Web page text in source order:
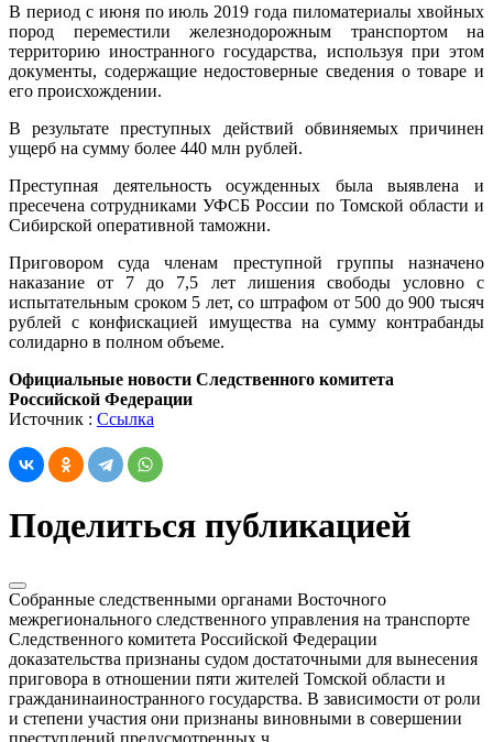
В период с июня по июль 2019 года пиломатериалы хвойных
пород переместили железнодорожным транспортом на
территорию иностранного государства, используя при этом
документы, содержащие недостоверные сведения о товаре и
его происхождении.
В результате преступных действий обвиняемых причинен
ущерб на сумму более 440 млн рублей.
Преступная деятельность осужденных была выявлена и
пресечена сотрудниками УФСБ России по Томской области и
Сибирской оперативной таможни.
Приговором суда членам преступной группы назначено
наказание от 7 до 7,5 лет лишения свободы условно с
испытательным сроком 5 лет, со штрафом от 500 до 900 тысяч
рублей с конфискацией имущества на сумму контрабанды
солидарно в полном объеме.
Официальные новости Следственного комитета
Российской Федерации
Источник : Ссылка
Поделиться публикацией
Собранные следственными органами Восточного
межрегионального следственного управления на транспорте
Следственного комитета Российской Федерации
доказательства признаны судом достаточными для вынесения
приговора в отношении пяти жителей Томской области и
гражданинаиностранного государства. В зависимости от роли
и степени участия они признаны виновными в совершении
преступлений,предусмотренных ч.